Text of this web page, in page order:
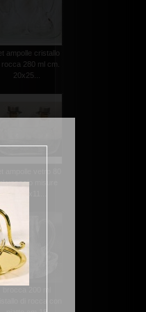
ampolle cristallo
rocca 280 ml cm.
20x25...
vassoio misure